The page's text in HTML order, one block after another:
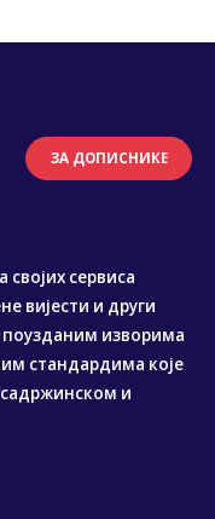
ЗА ДОПИСНИКЕ
сервиса
вијести и други
поузданим изворима
стандардима које
и